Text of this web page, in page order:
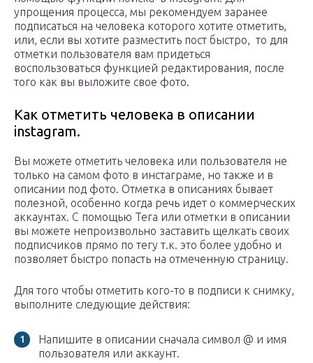
упрощения процесса, мы рекомендуем заранее
подписаться на человека которого хотите отметить,
или, если вы хотите разместить пост быстро, то для
отметки пользователя вам придеться
воспользоваться функцией редактирования, после
того как вы выложите свое фото.
Как отметить человека в описании
instagram.
Вы можете отметить человека или пользователя не
только на самом фото в инстаграме, но также и в
описании под фото. Отметка в описаниях бывает
полезной, особенно когда речь идет о коммерческих
аккаунтах. С помощью Тега или отметки в описании
вы можете непроизвольно заставить щелкать своих
подписчиков прямо по тегу т.к. это более удобно и
позволяет быстро попасть на отмеченную страницу.
Для того чтобы отметить кого-то в подписи к снимку,
выполните следующие действия:
Напишите в описании сначала символ @ и имя
пользователя или аккаунт.